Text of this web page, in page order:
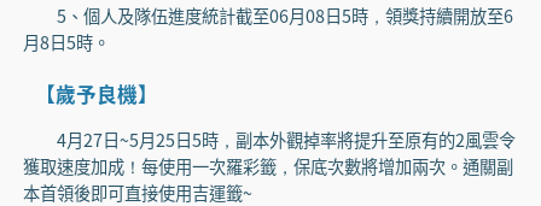
5、個人及隊伍進度統計截至06月08日5時，領獎持續開放至6
月8日5時。
【歲予良機】
4月27日~5月25日5時，副本外觀掉率將提升至原有的2風雲令
獲取速度加成！每使用一次羅彩籤，保底次數將增加兩次。通關副
本首領後即可直接使用吉運籤~